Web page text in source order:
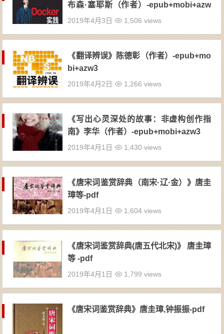
布森·塞耶斯（作者）-epub+mobi+azw
3
2019年4月3日 1,506 views
《翻译辨误》陈德彰（作者）-epub+mo
bi+azw3
2019年4月2日 1,266 views
《写出心灵深处的故事：非虚构创作指
南》李华（作者）-epub+mobi+azw3
2019年4月1日 1,430 views
《唐宋词鉴赏辞典（南宋·辽·金）》唐圭
璋等-pdf
2019年4月1日 1,604 views
《唐宋词鉴赏辞典(唐五代北宋)》 唐圭璋
等 -pdf
2019年4月1日 1,799 views
《唐宋词鉴赏辞典》唐圭璋,钟振振-pdf